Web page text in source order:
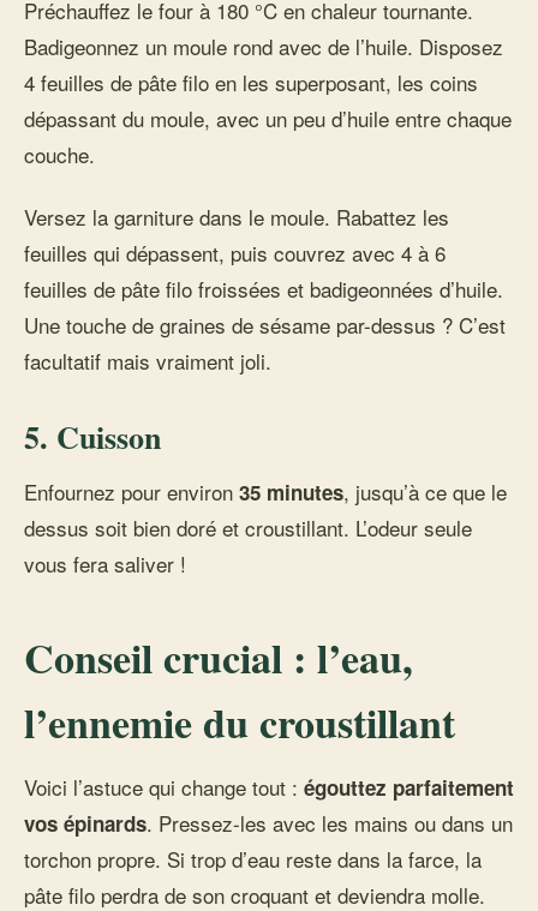
Préchauffez le four à 180 °C en chaleur tournante.
Badigeonnez un moule rond avec de l’huile. Disposez
4 feuilles de pâte filo en les superposant, les coins
dépassant du moule, avec un peu d’huile entre chaque
couche.
Versez la garniture dans le moule. Rabattez les
feuilles qui dépassent, puis couvrez avec 4 à 6
feuilles de pâte filo froissées et badigeonnées d’huile.
Une touche de graines de sésame par-dessus ? C’est
facultatif mais vraiment joli.
5. Cuisson
Enfournez pour environ 35 minutes, jusqu’à ce que le
dessus soit bien doré et croustillant. L’odeur seule
vous fera saliver !
Conseil crucial : l’eau,
l’ennemie du croustillant
Voici l’astuce qui change tout : égouttez parfaitement
vos épinards. Pressez-les avec les mains ou dans un
torchon propre. Si trop d’eau reste dans la farce, la
pâte filo perdra de son croquant et deviendra molle.